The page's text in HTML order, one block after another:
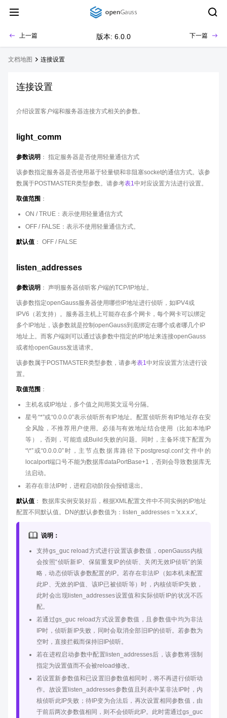
上一篇 版本: 6.0.0 下一篇
文档地图 连接设置
连接设置
介绍设置客户端和服务器连接方式相关的参数。
light_comm
参数说明 ： 指定服务器是否使用轻量通信方式
该参数指定服务器是否使用基于轻量锁和非阻塞socket的通信方式。该参
数属于POSTMASTER类型参数。请参考表1中对应设置方法进行设置。
取值范围 ：
ON / TRUE：表示使用轻量通信方式
OFF / FALSE：表示不使用轻量通信方式。
默认值 ： OFF / FALSE
listen_addresses
参数说明 ： 声明服务器侦听客户端的TCP/IP地址。
该参数指定openGauss服务器使用哪些IP地址进行侦听，如IPV4或
IPV6（若支持）。服务器主机上可能存在多个网卡，每个网卡可以绑定
多个IP地址，该参数就是控制openGauss到底绑定在哪个或者哪几个IP
地址上。而客户端则可以通过该参数中指定的IP地址来连接openGauss
或者给openGauss发送请求。
该参数属于POSTMASTER类型参数，请参考表1中对应设置方法进行设
置。
取值范围 ：
主机名或IP地址，多个值之间用英文逗号分隔。
星号“*”或“0.0.0.0”表示侦听所有IP地址。配置侦听所有IP地址存在安
全风险，不推荐用户使用。必须与有效地址结合使用（比如本地IP
等），否则，可能造成Build失败的问题。同时，主备环境下配置为
“\*”或“0.0.0.0”时，主节点数据库路径下postgresql.conf文件中的
localport端口号不能为数据库dataPortBase+1，否则会导致数据库无
法启动。
若存在非法IP时，进程启动阶段会报错退出。
默认值 ： 数据库实例安装好后，根据XML配置文件中不同实例的IP地址
配置不同默认值。DN的默认参数值为：listen_addresses = 'x.x.x.x'。
说明：
支持gs_guc reload方式进行设置该参数值，openGauss内核
会按照“侦听新IP、保留重复IP的侦听、关闭无效IP侦听”的策
略，动态侦听该参数配置的IP。若存在非法IP（如本机未配置
此IP、无效的IP值、该IP已被侦听等）时，内核侦听IP失败，
此时会出现listen_addresses设置值和实际侦听IP的状况不匹
配。
若通过gs_guc reload方式设置参数值，且参数值中均为非法
IP时，侦听新IP失败，同时会取消全部旧IP的侦听。若参数为
空时，直接拦截而保持旧IP侦听。
若在进程启动参数中配置listen_addresses后，该参数将强制
指定为设置值而不会被reload修改。
若设置新参数值和已设置旧参数值相同时，将不再进行侦听动
作。故设置listen_addresses参数值且列表中某非法IP时，内
核侦听此IP失败；待IP变为合法后，再次设置相同参数值，由
于前后两次参数值相同，则不会侦听此IP。此时需通过gs_guc